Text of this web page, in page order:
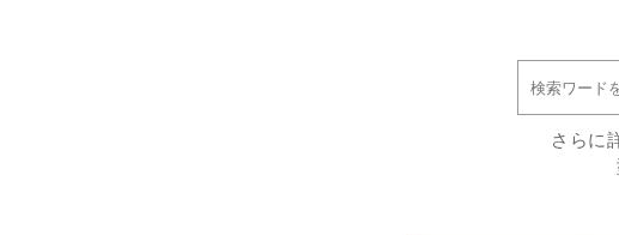
さらに